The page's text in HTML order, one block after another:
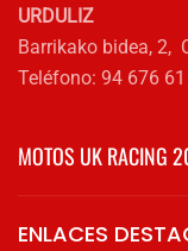
URDULIZ
Barrikako bidea, 2,
Teléfono: 94 676
MOTOS UK RACING
ENLACES